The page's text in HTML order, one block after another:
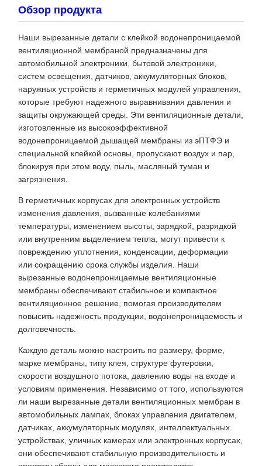
Обзор продукта
Наши вырезанные детали с клейкой водонепроницаемой
вентиляционной мембраной предназначены для
автомобильной электроники, бытовой электроники,
систем освещения, датчиков, аккумуляторных блоков,
наружных устройств и герметичных модулей управления,
которые требуют надежного выравнивания давления и
защиты окружающей среды. Эти вентиляционные детали,
изготовленные из высокоэффективной
водонепроницаемой дышащей мембраны из эПТФЭ и
специальной клейкой основы, пропускают воздух и пар,
блокируя при этом воду, пыль, масляный туман и
загрязнения.
В герметичных корпусах для электронных устройств
изменения давления, вызванные колебаниями
температуры, изменением высоты, зарядкой, разрядкой
или внутренним выделением тепла, могут привести к
повреждению уплотнения, конденсации, деформации
или сокращению срока службы изделия. Наши
вырезанные водонепроницаемые вентиляционные
мембраны обеспечивают стабильное и компактное
вентиляционное решение, помогая производителям
повысить надежность продукции, водонепроницаемость и
долговечность.
Каждую деталь можно настроить по размеру, форме,
марке мембраны, типу клея, структуре футеровки,
скорости воздушного потока, давлению воды на входе и
условиям применения. Независимо от того, используются
ли наши вырезанные детали вентиляционных мембран в
автомобильных лампах, блоках управления двигателем,
датчиках, аккумуляторных модулях, интеллектуальных
устройствах, уличных камерах или электронных корпусах,
они обеспечивают стабильную производительность и